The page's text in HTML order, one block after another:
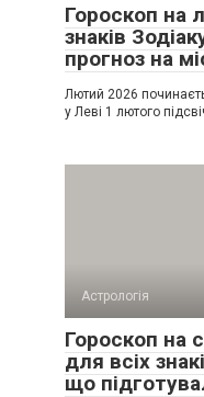
Гороскоп на
знаків
прогноз на
Лютий 2026
у Леві 1 лютого
Астрологія
Гороскоп на
для всіх
що